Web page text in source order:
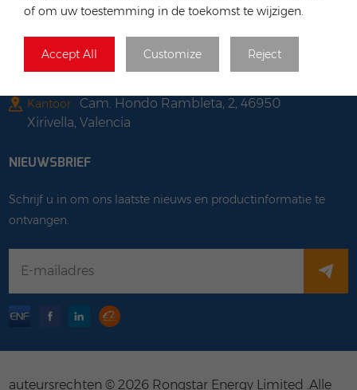
of om uw toestemming in de toekomst te wijzigen.
Accept All Customize Reject
Kantoor & Magazijn :Farbiarska 69, 02-862
Spanje
Kantoor : Cam. Hondo Rambleta, 2, 46950
Xirivella, Valencia
NIEUWSBRIEF
Schrijf u in om ons laatste nieuws en productinformatie te
ontvangen.
auteursrechten © 2026 Rongstar Energy Limited .Alle